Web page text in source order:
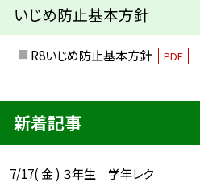
いじめ防止基本方針
R8いじめ防止基本方針 PDF
新着記事
7/17( 金 ) ３年生 学年レク